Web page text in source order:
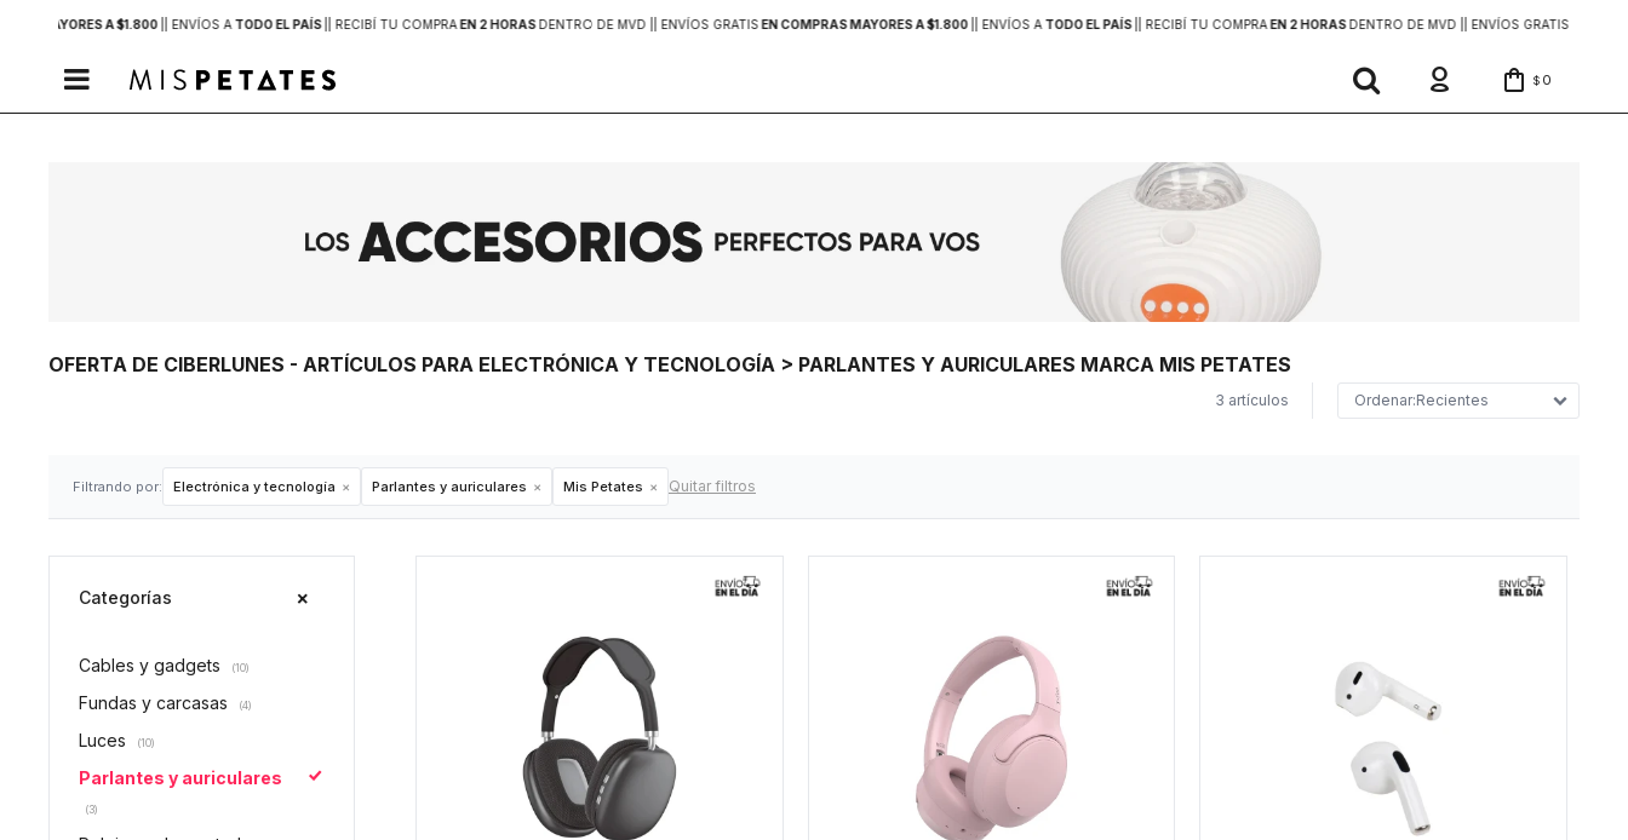
MAYORES A $1.800 | ENVÍOS A TODO EL PAÍS | RECIBÍ TU COMPRAEN 2 HORASDENTRO DE MVD | | ENVÍOS GRATISEN COMPRAS MAYORES A $1.800 | ENVÍOS A TODO EL PAÍS | RECIBÍ TU COMPRAEN 2 HORASDENTRO DE MVD | | ENVÍOS GRATIS
 $ 0
OFERTA DE CIBERLUNES - ARTÍCULOS PARA ELECTRÓNICA Y TECNOLOGÍA > PARLANTES Y AURICULARES MARCA MIS PETATES
3 artículos Recientes
Filtrando por: Electrónica y tecnología Parlantes y auriculares Mis Petates Quitar filtros
Categorías
Cables y gadgets (10)
Fundas y carcasas (4)
Luces (10)
Parlantes y auriculares
(3)